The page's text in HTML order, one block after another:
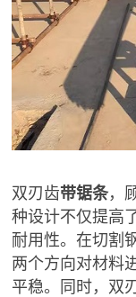
双刃齿带锯条，
种设计不仅提高
耐用性。在切割
两个方向对材料
平稳。同时，双